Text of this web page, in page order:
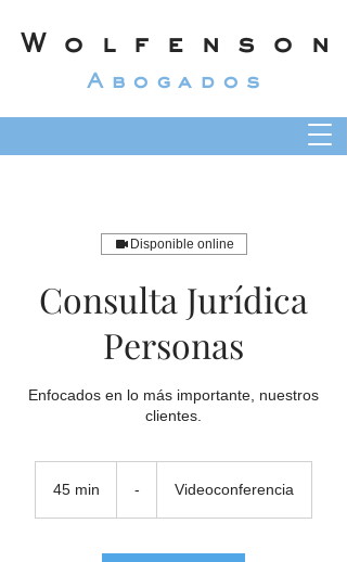
Wolfenson
Abogados
Disponible online
Consulta Jurídica
Personas
Enfocados en lo más importante, nuestros
clientes.
45 min
m
- Videoconferencia